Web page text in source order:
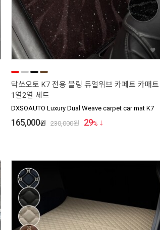
닥쏘오토 K7 전용 블링 듀얼위브 카페트 카매트
1열2열 세트
DXSOAUTO Luxury Dual Weave carpet car mat K7
165,000원 230,000원 29%